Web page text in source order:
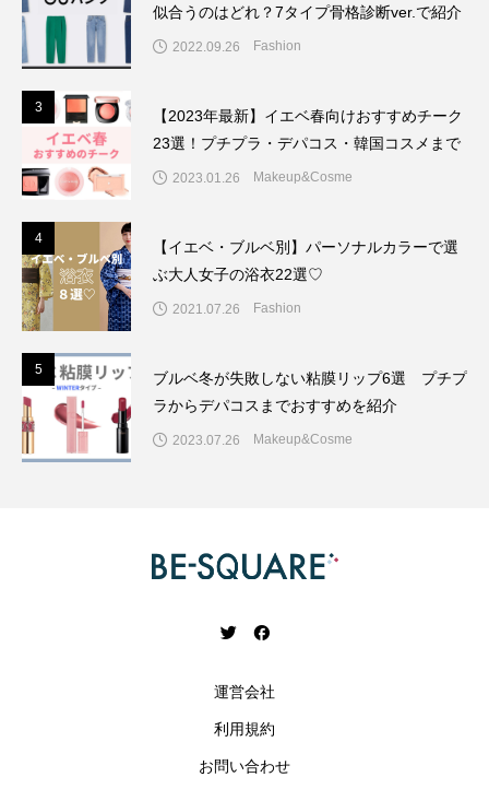
似合うのはどれ？7タイプ骨格診断ver.で紹介
2022.09.26 Fashion
3
【2023年最新】イエベ春向けおすすめチーク
23選！プチプラ・デパコス・韓国コスメまで
2023.01.26 Makeup&Cosme
4
【イエベ・ブルベ別】パーソナルカラーで選
ぶ大人女子の浴衣22選♡
2021.07.26 Fashion
5
ブルベ冬が失敗しない粘膜リップ6選 プチプ
ラからデパコスまでおすすめを紹介
2023.07.26 Makeup&Cosme
運営会社
利用規約
お問い合わせ